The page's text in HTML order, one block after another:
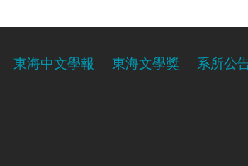
東海中文學報 東海文學獎 系所公